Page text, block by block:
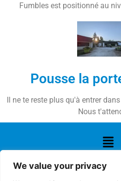
We value your privacy
Fumbles est positionné au
Pousse la
Il ne te reste plus qu'à entrer
Nous